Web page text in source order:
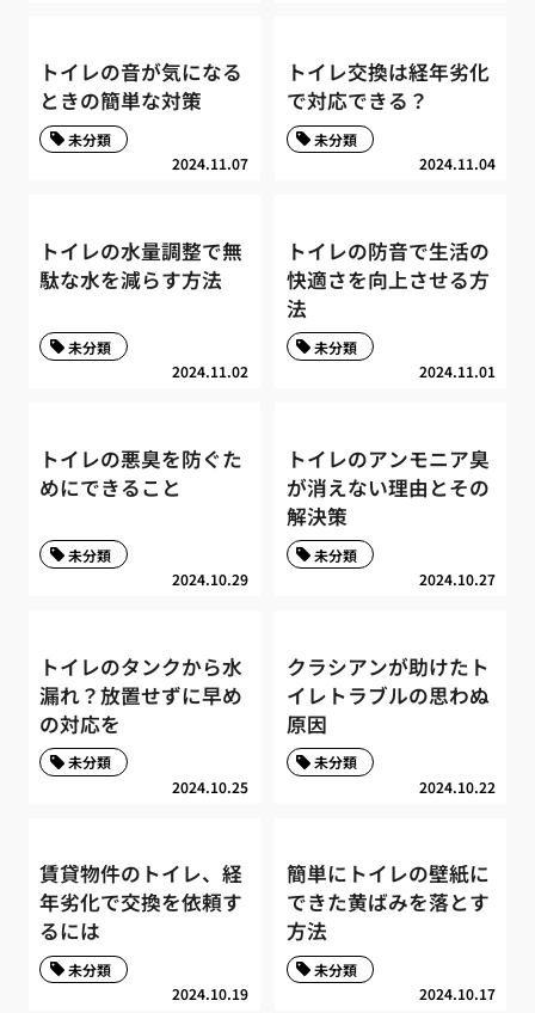
トイレの音が気になる
ときの簡単な対策
2024.11.07
未分類
トイレ交換は経年劣化
で対応できる？
2024.11.04
未分類
トイレの水量調整で無
駄な水を減らす方法
2024.11.02
未分類
トイレの防音で生活の
快適さを向上させる方
法
2024.11.01
未分類
トイレの悪臭を防ぐた
めにできること
2024.10.29
未分類
トイレのアンモニア臭
が消えない理由とその
解決策
2024.10.27
未分類
トイレのタンクから水
漏れ？放置せずに早め
の対応を
2024.10.25
未分類
クラシアンが助けたト
イレトラブルの思わぬ
原因
2024.10.22
未分類
賃貸物件のトイレ、経
年劣化で交換を依頼す
るには
2024.10.19
未分類
簡単にトイレの壁紙に
できた黄ばみを落とす
方法
2024.10.17
未分類